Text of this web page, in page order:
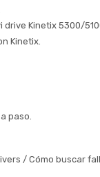
drive Kinetix 5300/
Kinetix.
paso.
/ Cómo buscar